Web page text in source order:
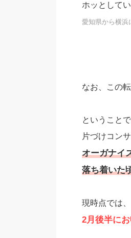
ホッとして
愛知県から横浜
なお、この
ということで
片づけコン
オーガナイ
落ち着いた
現時点では、
2月後半に